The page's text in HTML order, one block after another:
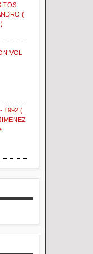
(
VOL
1992 (